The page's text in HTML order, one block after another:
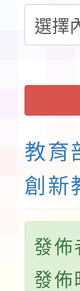
請
教育
創新
發佈
發